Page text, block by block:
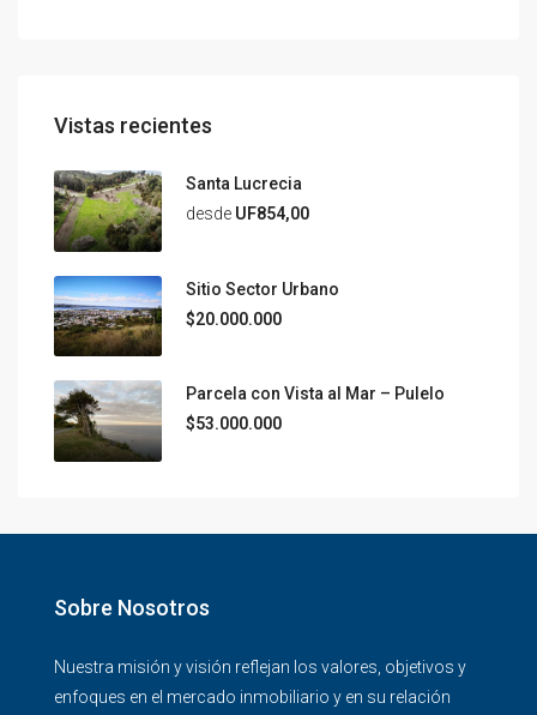
Vistas recientes
Santa Lucrecia
desde UF854,00
Sitio Sector Urbano
$20.000.000
Parcela con Vista al Mar – Pulelo
$53.000.000
Sobre Nosotros
Nuestra misión y visión reflejan los valores, objetivos y
enfoques en el mercado inmobiliario y en su relación